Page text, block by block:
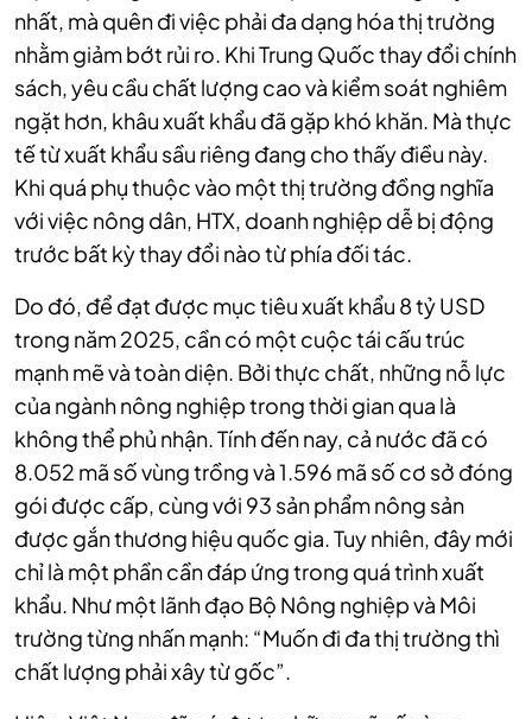
nhất, mà quên đi việc phải đa dạng hóa thị trường
nhằm giảm bớt rủi ro. Khi Trung Quốc thay đổi chính
sách, yêu cầu chất lượng cao và kiểm soát nghiêm
ngặt hơn, khâu xuất khẩu đã gặp khó khăn. Mà thực
tế từ xuất khẩu sầu riêng đang cho thấy điều này.
Khi quá phụ thuộc vào một thị trường đồng nghĩa
với việc nông dân, HTX, doanh nghiệp dễ bị động
trước bất kỳ thay đổi nào từ phía đối tác.
Do đó, để đạt được mục tiêu xuất khẩu 8 tỷ USD
trong năm 2025, cần có một cuộc tái cấu trúc
mạnh mẽ và toàn diện. Bởi thực chất, những nỗ lực
của ngành nông nghiệp trong thời gian qua là
không thể phủ nhận. Tính đến nay, cả nước đã có
8.052 mã số vùng trồng và 1.596 mã số cơ sở đóng
gói được cấp, cùng với 93 sản phẩm nông sản
được gắn thương hiệu quốc gia. Tuy nhiên, đây mới
chỉ là một phần cần đáp ứng trong quá trình xuất
khẩu. Như một lãnh đạo Bộ Nông nghiệp và Môi
trường từng nhấn mạnh: “Muốn đi đa thị trường thì
chất lượng phải xây từ gốc”.